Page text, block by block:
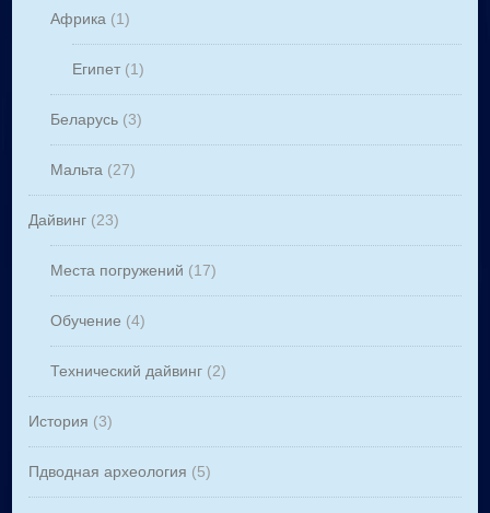
Африка (1)
Египет (1)
Беларусь (3)
Мальта (27)
Дайвинг (23)
Места погружений (17)
Обучение (4)
Технический дайвинг (2)
История (3)
Пдводная археология (5)